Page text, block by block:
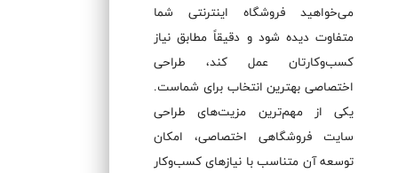
می‌خواهید فروشگاه اینترنتی شما
متفاوت دیده شود و دقیقاً مطابق نیاز
کسب‌وکارتان عمل کند، طراحی
اختصاصی بهترین انتخاب برای شماست.
یکی از مهم‌ترین مزیت‌های طراحی
سایت فروشگاهی اختصاصی، امکان
توسعه آن متناسب با نیازهای کسب‌وکار